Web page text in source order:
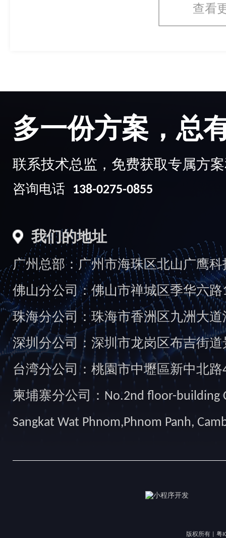
查看
多一份方案，总
联系技术总监，免费获取专属方
咨询电话 138-0275-0855
我们的地址
广州总部：广州市海珠区北山广鹰科
佛山分公司：佛山市禅城区季华六路
珠海分公司：珠海市香洲区九洲大道
深圳分公司：深圳市龙岗区布吉街
台湾分公司：桃園市中壢區新中北路
柬埔寨分公司：No.2nd floor-building
Sangkat Wat Phnom,Phnom Panh,
版权所有 | 粤